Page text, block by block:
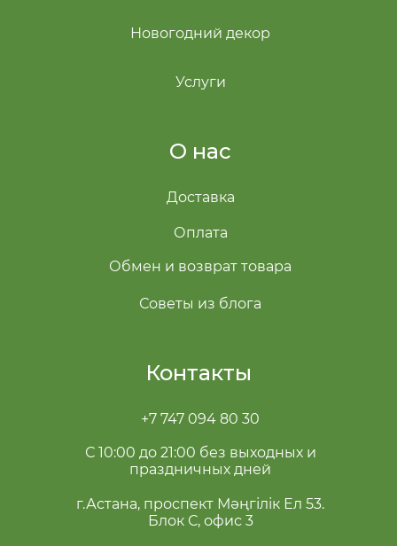
О нас
Контакты
Доставка
Оплата
Обмен и возврат товара
+7 747 094 80 30
С 10:00 до 21:00 без выходных и
праздничных дней
Советы из блога
г.Астана, проспект Мәңгілік Ел 53.
Блок С, офис 3
Услуги
Новогодний декор